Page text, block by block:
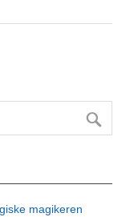
magikeren